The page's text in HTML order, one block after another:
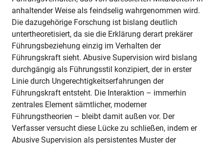
anhaltender Weise als feindselig wahrgenommen wird.
Die dazugehörige Forschung ist bislang deutlich
untertheoretisiert, da sie die Erklärung derart prekärer
Führungsbeziehung einzig im Verhalten der
Führungskraft sieht. Abusive Supervision wird bislang
durchgängig als Führungsstil konzipiert, der in erster
Linie durch Ungerechtigkeitserfahrungen der
Führungskraft entsteht. Die Interaktion – immerhin
zentrales Element sämtlicher, moderner
Führungstheorien – bleibt damit außen vor. Der
Verfasser versucht diese Lücke zu schließen, indem er
Abusive Supervision als persistentes Muster der